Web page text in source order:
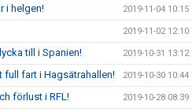
i helgen! 2019-11-04 10:15
2019-11-02 12:10
till i Spanien! 2019-10-31 13:12
full fart i Hagsätrahallen! 2019-10-30 10:44
förlust i RFL! 2019-10-28 08:39